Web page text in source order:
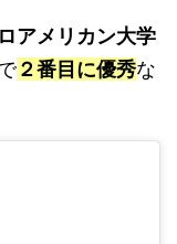
アメリカン大学
２番目に優秀な